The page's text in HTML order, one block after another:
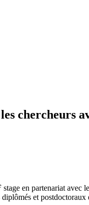
chercheurs
stage en partenariat avec
et postdoctoraux